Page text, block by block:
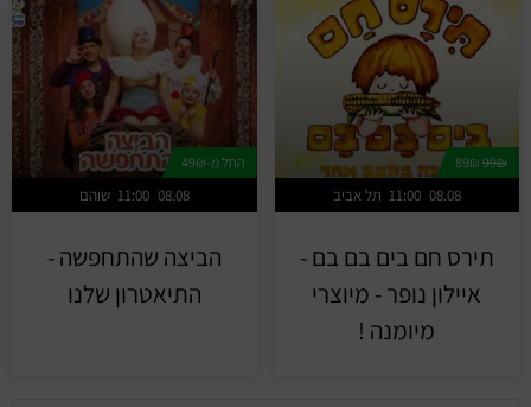
99₪
תל אביב 11:00 08.08
תירס חם בים בם בם -
איילון נופר - מיוצרי
מיומנה !
החל מ-49₪
שוהם 11:00 08.08
הביצה שהתחפשה -
התיאטרון שלנו